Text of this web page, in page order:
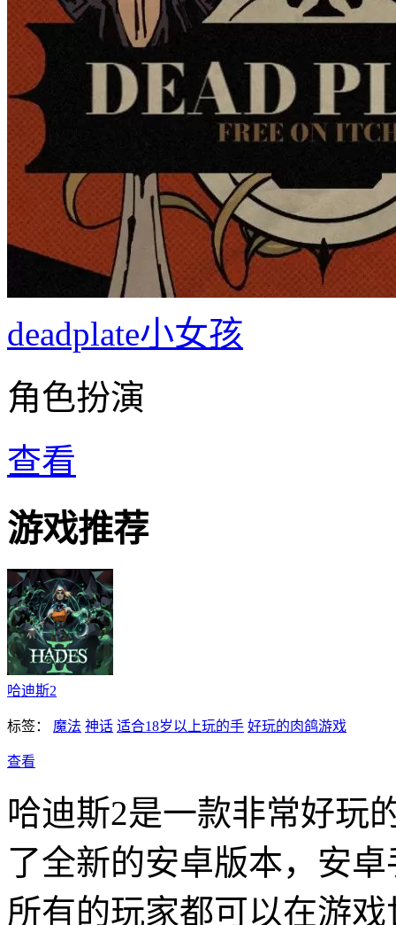
deadplate小女孩
角色扮演
查看
游戏推荐
哈迪斯2
标签： 魔法 神话 适合18岁以上玩的手 好玩的肉鸽游戏
查看
哈迪斯2是一款非常好玩
了全新的安卓版本，安
所有的玩家都可以在游